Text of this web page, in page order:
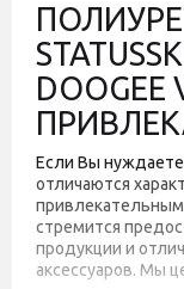
Если Вы
отличаются
привлекательным
стремится
продукции и
аксессуаров. Мы